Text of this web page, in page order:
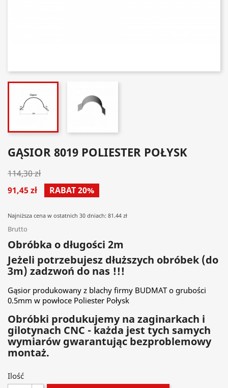
GĄSIOR 8019 POLIESTER POŁYSK
114,30 zł
91,45 zł
RABAT 20%
Najniższa cena w ostatnich 30 dniach: 81.44 zł
Brutto
Obróbka o długości 2m
Jeżeli potrzebujesz dłuższych obróbek (do
3m) zadzwoń do nas !!!
Gąsior produkowany z blachy firmy BUDMAT o grubości
0.5mm w powłoce Poliester Połysk
Obróbki produkujemy na zaginarkach i
gilotynach CNC - każda jest tych samych
wymiarów gwarantując bezproblemowy
montaż.
Ilość